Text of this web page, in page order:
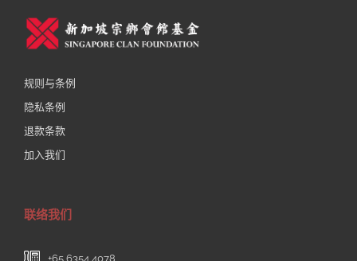
规则与条例
隐私条例
退款条款
加入我们
联络我们
+65 6354 4078